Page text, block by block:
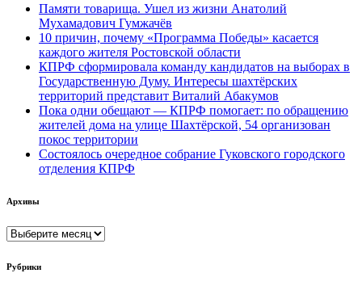
Памяти товарища. Ушел из жизни Анатолий
Мухамадович Гумжачёв
10 причин, почему «Программа Победы» касается
каждого жителя Ростовской области
КПРФ сформировала команду кандидатов на выборах в
Государственную Думу. Интересы шахтёрских
территорий представит Виталий Абакумов
Пока одни обещают — КПРФ помогает: по обращению
жителей дома на улице Шахтёрской, 54 организован
покос территории
Состоялось очередное собрание Гуковского городского
отделения КПРФ
Архивы
Архивы
Рубрики